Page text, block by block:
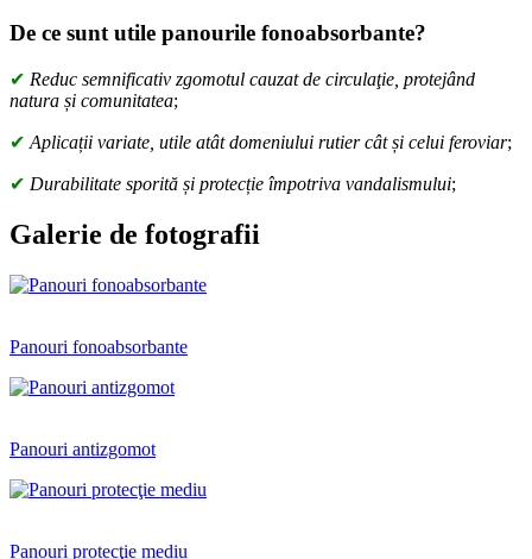
De ce sunt utile panourile fonoabsorbante?
✔ Reduc semnificativ zgomotul cauzat de circulaţie, protejând
natura și comunitatea;
✔ Aplicații variate, utile atât domeniului rutier cât și celui feroviar;
✔ Durabilitate sporită și protecție împotriva vandalismului;
Galerie de fotografii
Panouri fonoabsorbante
Panouri antizgomot
Panouri protecţie mediu